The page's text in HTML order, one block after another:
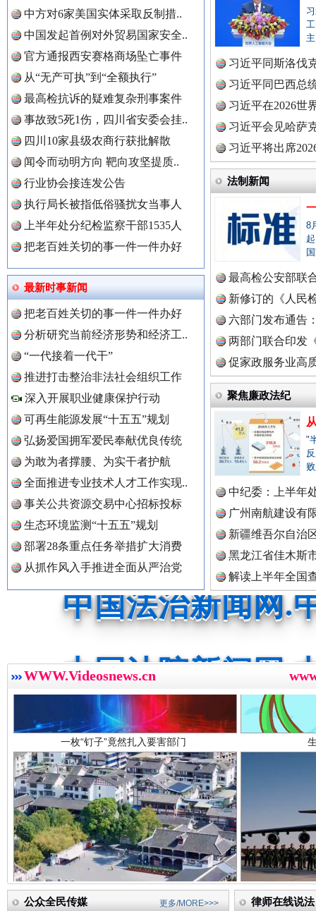
中方对6家美国实体采取反制措..
中国发起首例对外贸易国家安全..
官方通报西安赛格商场坠亡事件
从“无产可执”到“全额执行”
最高检抗诉的疑难复杂刑事案件
事故致5死1伤，四川省安委会挂..
四川10家县级农商行获批解散
闻令而动明方向 靶向攻坚提质..
行业协会接连发公告
执行局长被指低俗骚扰女当事人
上半年处分纪检监察干部1535人
把老百姓关切的事一件一件办好
最新时事新闻
把老百姓关切的事一件一件办好
分析研究当前经济形势和经济工..
“一代接着一代干”
推进打击整治非法社会组织工作
深入开展职业健康保护行动
可再生能源发展“十五五”规划
弘扬爱国拥军爱民奉献优良传统
为敢为者撑腰、为实干者护航
全面推进专业技术人才工作实现..
事关公共资源交易中心招标投标
生态环境监测“十五五”规划
部署28条重点任务举措扩大消费
从抓作风入手推进全面从严治党
习近平同斯洛伐
习近平同巴西总
习近平在2026世
理高级..
习近平会见哈萨
习近平将出席
球治理..
法制新闻
8
最高检公安部联
周岁未..
新修订的《人民
布
六部门发布通告
两部门联合印发
定》
促家政服务业高
聚焦廉政法纪
"
中纪委：上半年
广州南航建设有
新疆维吾尔自治
黑龙江省佳木斯
解读上半年全国
数据
中国全民新闻网.
中国公众新闻网.
中国公民新闻网.
中国公共新闻网.
中国法制新闻网.
中国法治新闻网.
中国法院新闻网.
中国检察新闻网.
中国医药新闻网.
中国企业新闻网.
WWW.Videosnews.cn
广州首
三年瞒报超千万 隐匿收入偷税被查处..
祁连巍巍树丰碑 高回报
雄关漫道展新颜 “
公众全民传媒 更多/MORE>>> 律师在线说法